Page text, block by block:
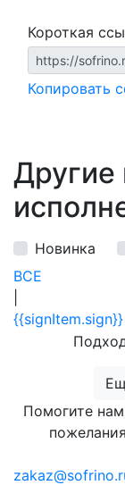
Короткая
Копировать
Другие
Новинка
ВСЕ
{{signItem.sign}}
Помогите